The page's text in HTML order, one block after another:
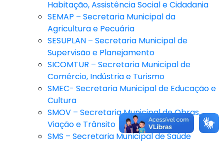
Habitação, Assistência Social e Cidadania
SEMAP – Secretaria Municipal da
Agricultura e Pecuária
SESUPLAN – Secretaria Municipal de
Supervisão e Planejamento
SICOMTUR – Secretaria Municipal de
Comércio, Indústria e Turismo
SMEC- Secretaria Municipal de Educação e
Cultura
SMOV – Secretaria Municipal de Obras,
Viação e Trânsito
SMS – Secretaria Municipal de Saúde